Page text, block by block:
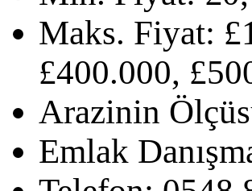
Maks. Fiyat:
£400.000,
Arazinin
Emlak